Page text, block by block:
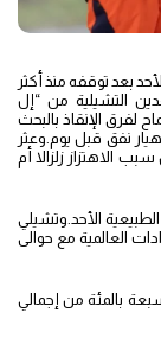
بعد توقفه منذ أكثر
التشيلية من “إل
الإنقاذ بالبحث
نفق قبل يوم.وعثر
الاهتزاز زلزالا أم
الأحد.وتشيلي
العالمية مع حوالى
متري، أي نحو سبعة بالمئة من إجمالي